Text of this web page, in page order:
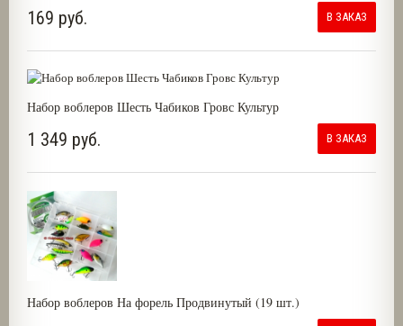
169 руб. В ЗАКАЗ
Набор воблеров Шесть Чабиков Гровс Культур
1 349 руб. В ЗАКАЗ
Набор воблеров На форель Продвинутый (19 шт.)